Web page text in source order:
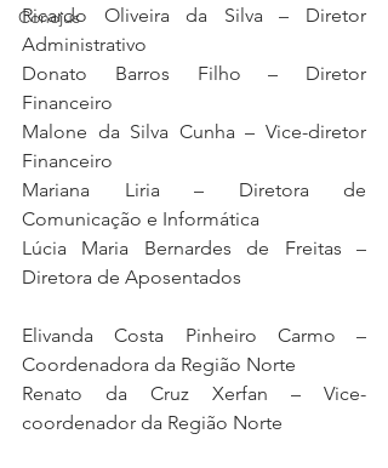
Conojus
Ricardo Oliveira da Silva – Diretor
Administrativo
Donato Barros Filho – Diretor
Financeiro
Malone da Silva Cunha – Vice-diretor
Financeiro
Mariana Liria – Diretora de
Comunicação e Informática
Lúcia Maria Bernardes de Freitas –
Diretora de Aposentados
Elivanda Costa Pinheiro Carmo –
Coordenadora da Região Norte
Renato da Cruz Xerfan – Vice-
coordenador da Região Norte